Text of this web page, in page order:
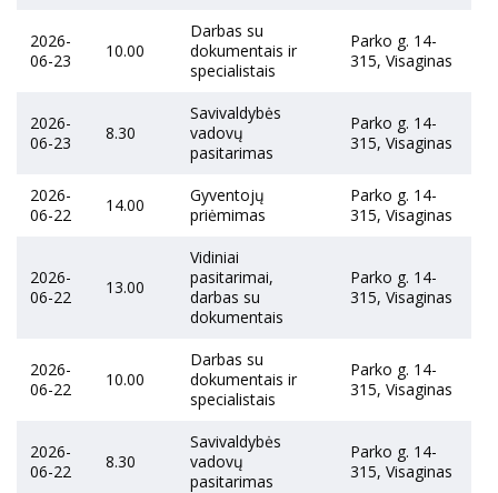
2026-
06-23
10.00
Darbas su
dokumentais ir
specialistais
Parko g. 14-
315, Visaginas
2026-
06-23
8.30
Savivaldybės
vadovų
pasitarimas
Parko g. 14-
315, Visaginas
2026-
06-22
14.00
Gyventojų
priėmimas
Parko g. 14-
315, Visaginas
2026-
06-22
13.00
Vidiniai
pasitarimai,
darbas su
dokumentais
Parko g. 14-
315, Visaginas
2026-
06-22
10.00
Darbas su
dokumentais ir
specialistais
Parko g. 14-
315, Visaginas
2026-
06-22
8.30
Savivaldybės
vadovų
pasitarimas
Parko g. 14-
315, Visaginas